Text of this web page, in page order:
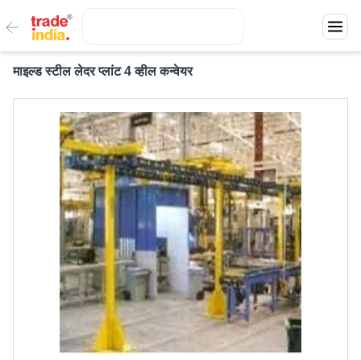
माइल्ड स्टील लेदर प्लांट 4 व्हील कन्वेयर